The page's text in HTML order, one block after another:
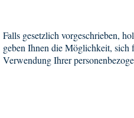
Falls gesetzlich vorgeschrieben,
geben Ihnen die Möglichkeit, sich
Verwendung Ihrer